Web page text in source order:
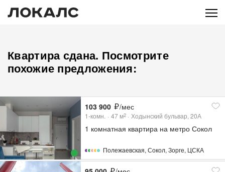
Квартира сдана. Посмотрите
похожие предложения:
103 900 /мес
1-комн. 47 м2 Ходынский бульвар, 20А
1 комнатная квартира на метро Сокол
Полежаевская,Сокол,Зорге, ЦСКА